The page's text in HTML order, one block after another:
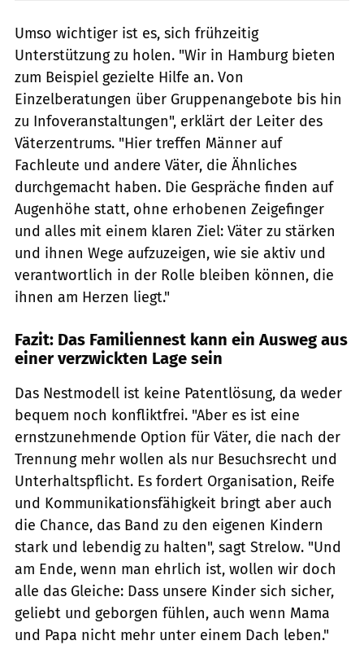
Umso wichtiger ist es, sich frühzeitig
Unterstützung zu holen. "Wir in Hamburg bieten
zum Beispiel gezielte Hilfe an. Von
Einzelberatungen über Gruppenangebote bis hin
zu Infoveranstaltungen", erklärt der Leiter des
Väterzentrums. "Hier treffen Männer auf
Fachleute und andere Väter, die Ähnliches
durchgemacht haben. Die Gespräche finden auf
Augenhöhe statt, ohne erhobenen Zeigefinger
und alles mit einem klaren Ziel: Väter zu stärken
und ihnen Wege aufzuzeigen, wie sie aktiv und
verantwortlich in der Rolle bleiben können, die
ihnen am Herzen liegt."
Fazit: Das Familiennest kann ein Ausweg aus
einer verzwickten Lage sein
Das Nestmodell ist keine Patentlösung, da weder
bequem noch konfliktfrei. "Aber es ist eine
ernstzunehmende Option für Väter, die nach der
Trennung mehr wollen als nur Besuchsrecht und
Unterhaltspflicht. Es fordert Organisation, Reife
und Kommunikationsfähigkeit bringt aber auch
die Chance, das Band zu den eigenen Kindern
stark und lebendig zu halten", sagt Strelow. "Und
am Ende, wenn man ehrlich ist, wollen wir doch
alle das Gleiche: Dass unsere Kinder sich sicher,
geliebt und geborgen fühlen, auch wenn Mama
und Papa nicht mehr unter einem Dach leben."